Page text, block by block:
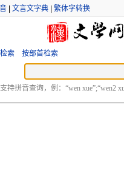
| 文言文字典| 繁体字转换
索 按部首检索
支持拼音查询，例：“wen xue”;“wen2